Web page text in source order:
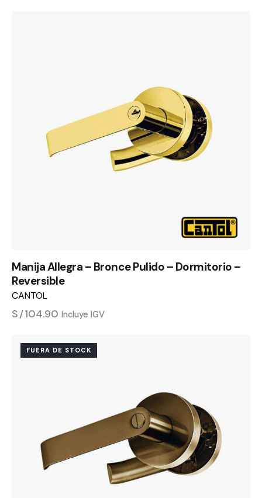
Manija Allegra – Bronce Pulido – Dormitorio –
Reversible
CANTOL
S/104.90 Incluye IGV
FUERA DE STOCK